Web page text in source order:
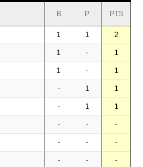
B P PTS
1 1 2
1 - 1
1 - 1
- 1 1
- 1 1
- - -
- - -
- - -